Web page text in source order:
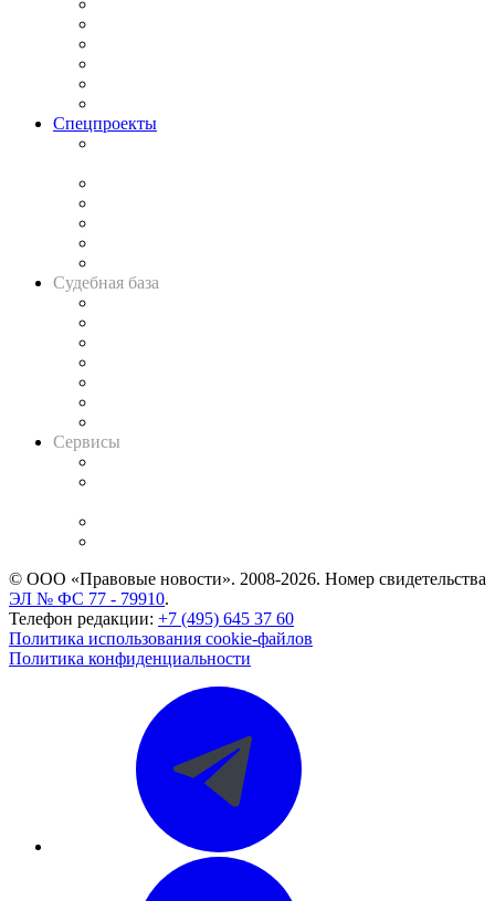
Спецпроекты
Судебная база
Сервисы
© ООО «Правовые новости». 2008-2026. Номер свидетельства
ЭЛ № ФС 77 - 79910.
Телефон редакции: +7 (495) 645 37 60
Политика использования cookie-файлов
Политика конфиденциальности